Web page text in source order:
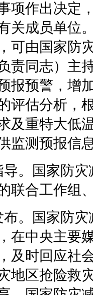
项作出决定
关成员单位
可由国家防
责同志）主
报预警，增
评估分析，
及重特大低
监测预报信
导。国家防
联合工作组
布。国家防
在中央主要
及时回应社
地区抢险救